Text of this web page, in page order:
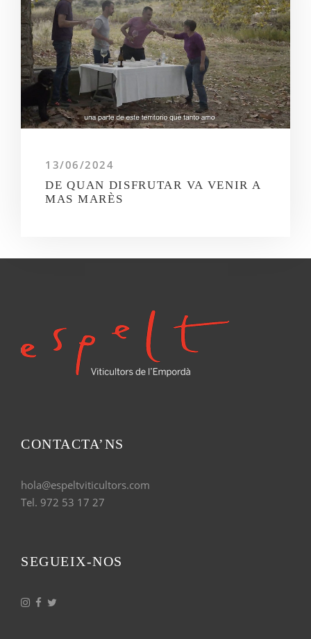
13/06/2024
DE QUAN DISFRUTAR VA VENIR A
MAS MARÈS
CONTACTA’NS
hola@espeltviticultors.com
Tel. 972 53 17 27
SEGUEIX-NOS